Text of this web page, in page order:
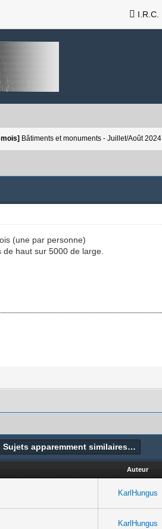
I.R.C.
Bâtiments et monuments - Juillet/Août 2024
(une par personne)
haut sur 5000 de large.
Sujets apparemment similaires…
Auteur
KarlHungus
KarlHungus